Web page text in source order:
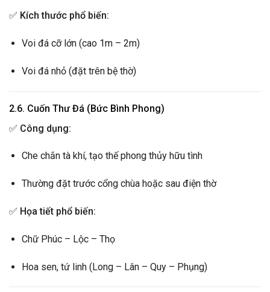
✅ Kích thước phổ biến:
Voi đá cỡ lớn (cao 1m – 2m)
Voi đá nhỏ (đặt trên bệ thờ)
2.6. Cuốn Thư Đá (Bức Bình Phong)
✅ Công dụng:
Che chắn tà khí, tạo thế phong thủy hữu tình
Thường đặt trước cổng chùa hoặc sau điện thờ
✅ Họa tiết phổ biến:
Chữ Phúc – Lộc – Thọ
Hoa sen, tứ linh (Long – Lân – Quy – Phụng)